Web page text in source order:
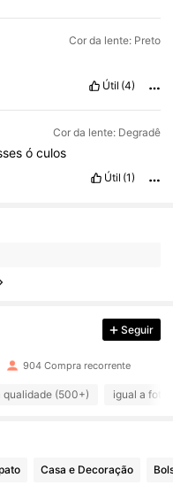
Cor da lente: Preto
Útil (4)
Cor da lente: Degradê
ó culos
Útil (1)
Seguir
904 Compra recorrente
qualidade (500+) igual a foto
Casa e Decoração